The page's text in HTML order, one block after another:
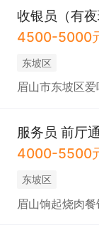
收银员（有
4500-5000
东坡区
眉山市东坡区
服务员 前厅
4000-5500
东坡区
眉山饷起烧肉餐